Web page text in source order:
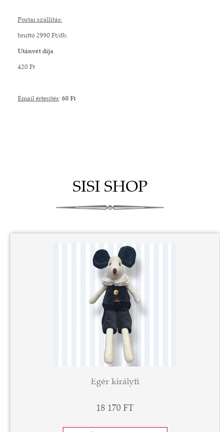
Postai szállítás:
bruttó 2990 Ft/db.
Utánvét díja
420 Ft
Email értesítés: 60 Ft
SISI SHOP
Egér királyfi
18 170 FT